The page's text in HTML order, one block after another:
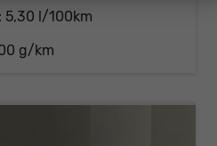
5,30 l/100km
g/km